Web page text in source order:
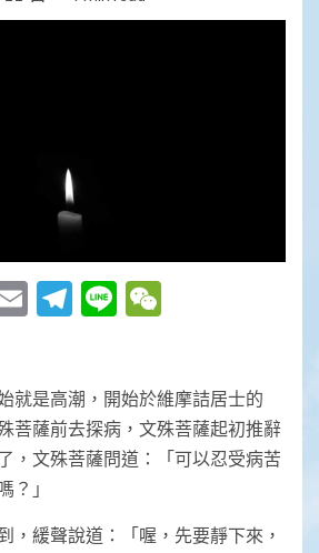
EmailTelegram
Line
就是高潮，開始於維摩詰居士的
菩薩前去探病，文殊菩薩起初推辭
，文殊菩薩問道：「可以忍受病苦
？」
，緩聲說道：「喔，先要靜下來，